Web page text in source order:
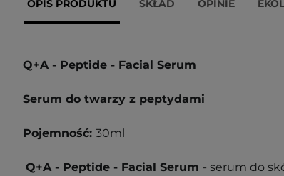
OPIS PRODUKTU SKŁAD OPINIE
Q+A - Peptide - Facial Serum
Serum do twarzy z peptydami
Pojemność: 30ml
Q+A - Peptide - Facial Serum - serum do